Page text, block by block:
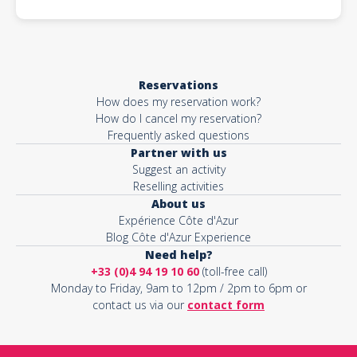
Reservations
How does my reservation work?
How do I cancel my reservation?
Frequently asked questions
Partner with us
Suggest an activity
Reselling activities
About us
Expérience Côte d'Azur
Blog Côte d'Azur Experience
Need help?
+33 (0)4 94 19 10 60(toll-free call)
Monday to Friday, 9am to 12pm / 2pm to 6pm or
contact us via our contact form